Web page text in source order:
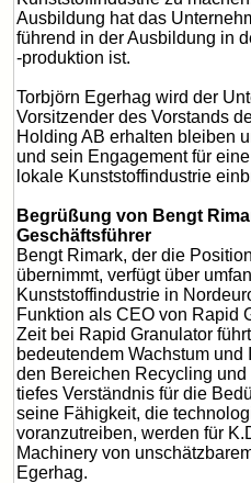
Ausbildung hat das
führend in der Ausbildung in
-produktion ist.
Torbjörn Egerhag wird der
Vorsitzender des Vorstands
Holding AB erhalten bleiben
und sein Engagement für
lokale Kunststoffindustrie
Begrüßung von Bengt
Geschäftsführer
Bengt Rimark, der die
übernimmt, verfügt über
Kunststoffindustrie in
Funktion als CEO von Rapid
Zeit bei Rapid Granulator
bedeutendem Wachstum
den Bereichen Recycling
tiefes Verständnis für die
seine Fähigkeit, die
voranzutreiben, werden für
Machinery von
Egerhag.